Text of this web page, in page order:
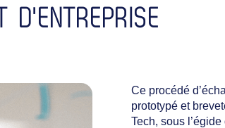
D'ENTREPRISE
Ce procédé
prototypé et
Tech, sous